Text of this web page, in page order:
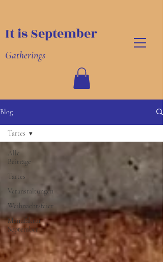
It is September
Gatherings
Blog
Alle
Beiträge
Tartes
Veranstaltungen
Weihnachtsfeier
Manufaktur
September
Tartes